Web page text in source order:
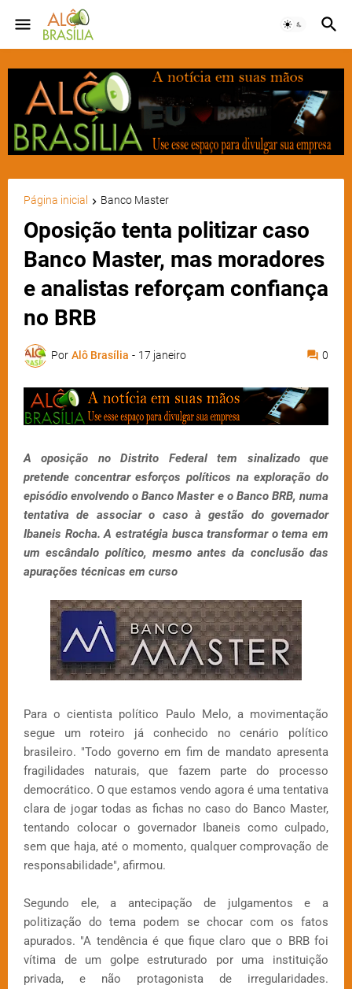
Página inicial Banco Master
Oposição tenta politizar caso
Banco Master, mas moradores
e analistas reforçam confiança
no BRB
Por Alô Brasília - 17 janeiro 0
A oposição no Distrito Federal tem sinalizado que
pretende concentrar esforços políticos na exploração do
episódio envolvendo o Banco Master e o Banco BRB, numa
tentativa de associar o caso à gestão do governador
Ibaneis Rocha. A estratégia busca transformar o tema em
um escândalo político, mesmo antes da conclusão das
apurações técnicas em curso
Para o cientista político Paulo Melo, a movimentação
segue um roteiro já conhecido no cenário político
brasileiro. "Todo governo em fim de mandato apresenta
fragilidades naturais, que fazem parte do processo
democrático. O que estamos vendo agora é uma tentativa
clara de jogar todas as fichas no caso do Banco Master,
tentando colocar o governador Ibaneis como culpado,
sem que haja, até o momento, qualquer comprovação de
responsabilidade", afirmou.
Segundo ele, a antecipação de julgamentos e a
politização do tema podem se chocar com os fatos
apurados. "A tendência é que fique claro que o BRB foi
vítima de um golpe estruturado por uma instituição
privada, e não protagonista de irregularidades.